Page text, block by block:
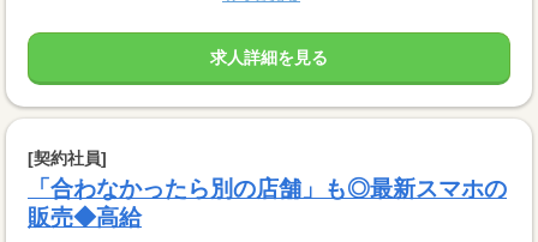
求人詳細を見る
[契約社員]
「合わなかったら別の店舗」も◎最新スマホの
販売◆高給